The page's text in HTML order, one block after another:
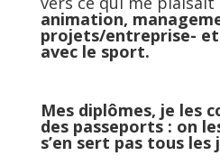
animation,
projets/entreprise-
avec le sport.
Mes diplômes, je les
des passeports : on
s’en sert pas tous les